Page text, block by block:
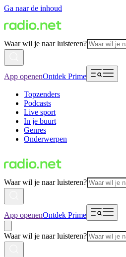
Ga naar de inhoud
Waar wil je naar luisteren?
App openenOntdek Prime
Topzenders
Podcasts
Live sport
In je buurt
Genres
Onderwerpen
Waar wil je naar luisteren?
App openenOntdek Prime
Waar wil je naar luisteren?